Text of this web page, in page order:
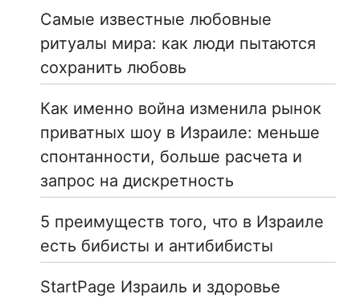
Самые известные любовные
ритуалы мира: как люди пытаются
сохранить любовь
Как именно война изменила рынок
приватных шоу в Израиле: меньше
спонтанности, больше расчета и
запрос на дискретность
5 преимуществ того, что в Израиле
есть бибисты и антибибисты
StartPage Израиль и здоровье